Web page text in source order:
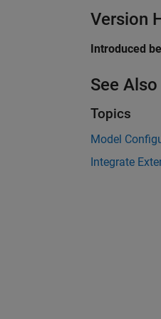
Version
Introduced
See Also
Topics
Model
Integrate